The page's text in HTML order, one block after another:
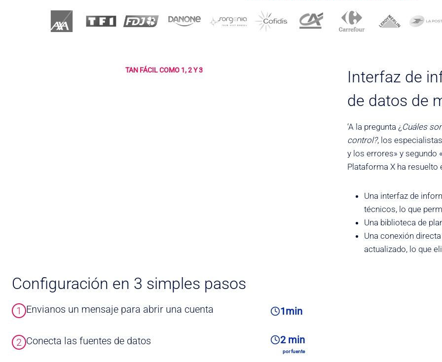
TAN FÁCIL COMO 1, 2 Y 3
Interfaz de
de datos de
‘A la pregunta ¿ Cuáles
control?, los
y los errores» y segundo
Plataforma X ha
Una interfaz de
técnicos, lo que
Una biblioteca de
Una conexión
actualizado, lo que
Configuración en 3 simples pasos
1 Envianos un mensaje para abrir una cuenta 1min
2 Conecta las fuentes de datos 2 min
por fuente